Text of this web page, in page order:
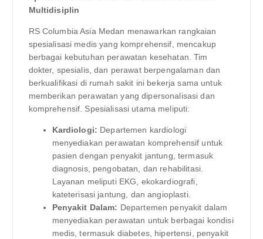
Multidisiplin
RS Columbia Asia Medan menawarkan rangkaian
spesialisasi medis yang komprehensif, mencakup
berbagai kebutuhan perawatan kesehatan. Tim
dokter, spesialis, dan perawat berpengalaman dan
berkualifikasi di rumah sakit ini bekerja sama untuk
memberikan perawatan yang dipersonalisasi dan
komprehensif. Spesialisasi utama meliputi:
Kardiologi: Departemen kardiologi
menyediakan perawatan komprehensif untuk
pasien dengan penyakit jantung, termasuk
diagnosis, pengobatan, dan rehabilitasi.
Layanan meliputi EKG, ekokardiografi,
kateterisasi jantung, dan angioplasti.
Penyakit Dalam: Departemen penyakit dalam
menyediakan perawatan untuk berbagai kondisi
medis, termasuk diabetes, hipertensi, penyakit